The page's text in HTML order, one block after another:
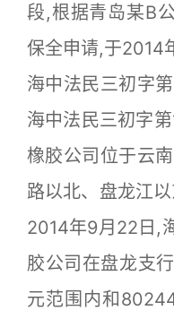
段,根据青岛某B
保全申请,于2014
海中法民三初字
海中法民三初字
橡胶公司位于云
路以北、盘龙江
2014年9月22日,
胶公司在盘龙支
元范围内和